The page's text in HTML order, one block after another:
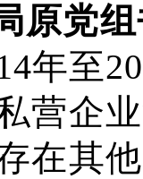
原党
年至
营企
在其